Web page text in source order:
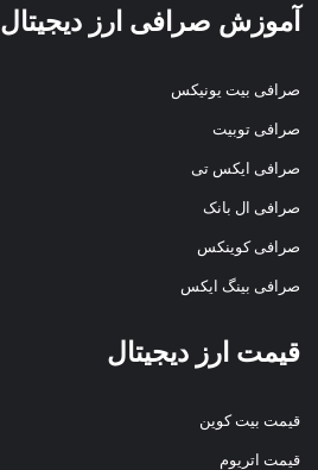
آموزش صرافی ارز دیجیتال
صرافی بیت یونیکس
صرافی توبیت
صرافی ایکس تی
صرافی ال بانک
صرافی کوینکس
صرافی بینگ ایکس
قیمت ارز دیجیتال
قیمت بیت کوین
قیمت اتریوم